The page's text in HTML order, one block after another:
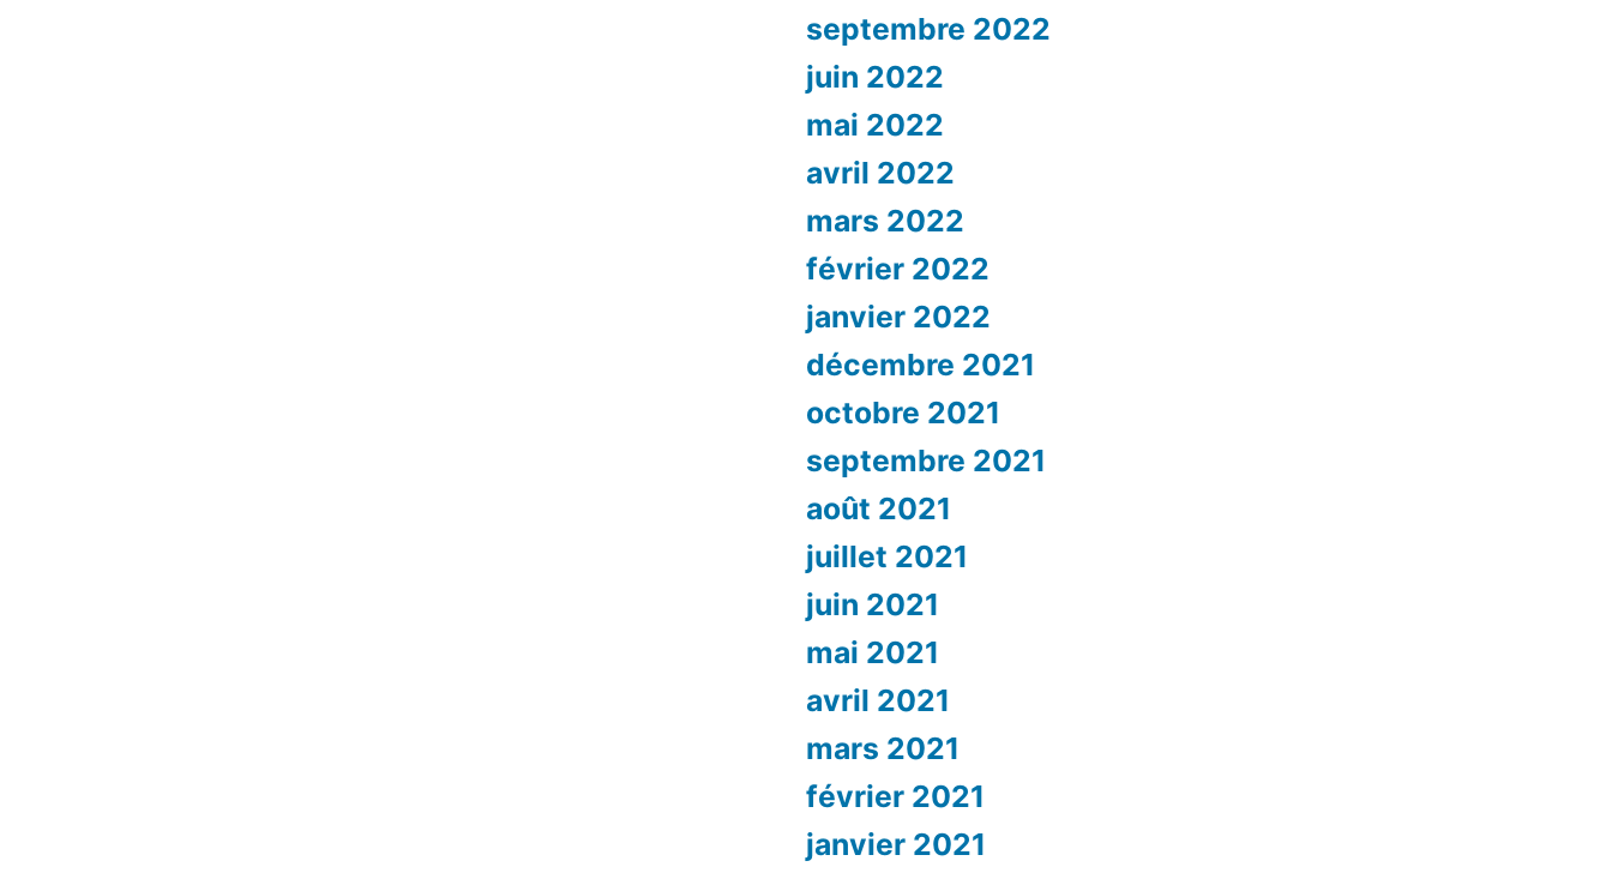
septembre 2022
juin 2022
mai 2022
avril 2022
mars 2022
février 2022
janvier 2022
décembre 2021
octobre 2021
septembre 2021
août 2021
juillet 2021
juin 2021
mai 2021
avril 2021
mars 2021
février 2021
janvier 2021